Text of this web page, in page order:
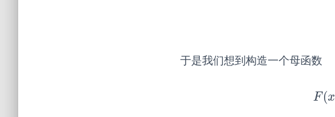
于是我们想到构造一个母函数
F(x